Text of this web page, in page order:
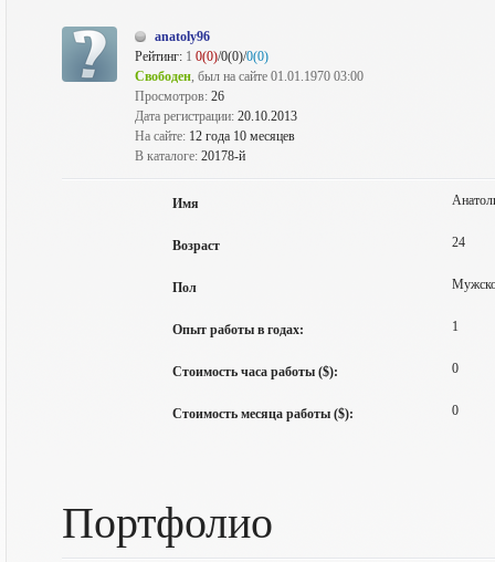
anatoly96
Рейтинг: 1 0(0)/0(0)/0(0)
Свободен, был на сайте 01.01.1970 03:00
Просмотров: 26
Дата регистрации: 20.10.2013
На сайте: 12 года 10 месяцев
В каталоге: 20178-й
Имя
Возраст 24
Пол
Опыт работы в годах: 1
Стоимость часа работы ($): 0
Стоимость месяца работы ($): 0
Портфолио